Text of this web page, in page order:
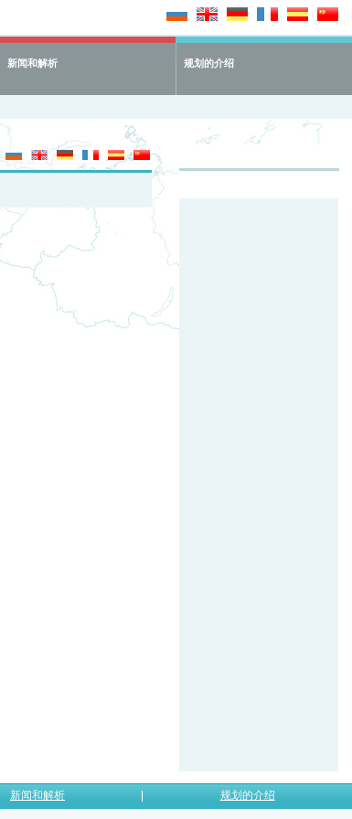
新闻和解析 规划的介绍
新闻和解析 规划的介绍